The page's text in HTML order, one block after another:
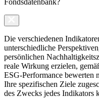
Fondsdatenbank?
Die verschiedenen
unterschiedliche
persönlichen
reale Wirkung erzielen,
ESG-Performance bewerten
Ihre spezifischen Ziele
des Zwecks jedes Indikators